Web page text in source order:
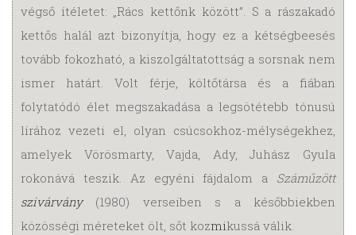
végső ítéletet: „Rács kettőnk között”. S a rászakadó
kettős halál azt bizonyítja, hogy ez a kétségbeesés
tovább fokozható, a kiszolgáltatottság a sorsnak nem
ismer határt. Volt férje, költőtársa és a fiában
folytatódó élet megszakadása a legsötétebb tónusú
lírához vezeti el, olyan csúcsokhoz-mélységekhez,
ame­lyek Vörösmarty, Vajda, Ady, Juhász Gyula
rokonává teszik. Az egyéni fájdalom a Száműzött
szivárvány(1980) verseiben s a későbbiekben
közösségi méreteket ölt, sőt koz­mi­kussá válik.